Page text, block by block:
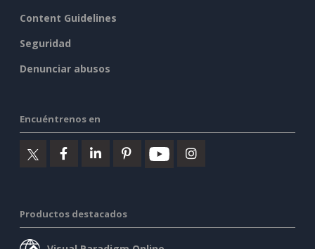
Content Guidelines
Seguridad
Denunciar abusos
Encuéntrenos en
Productos destacados